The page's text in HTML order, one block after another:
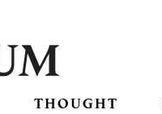
THOUGHT